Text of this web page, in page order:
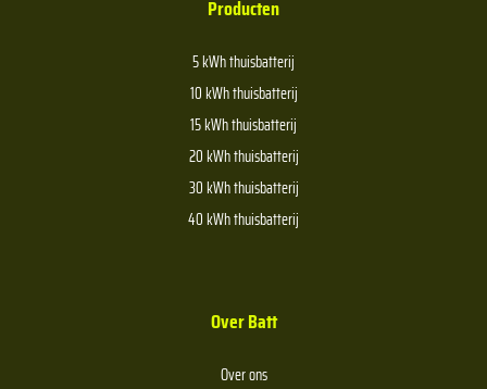
Producten
5 kWh thuisbatterij
10 kWh thuisbatterij
15 kWh thuisbatterij
20 kWh thuisbatterij
30 kWh thuisbatterij
40 kWh thuisbatterij
Over Batt
Over ons